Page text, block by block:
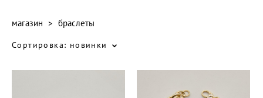
магазин > браслеты
Сортировка: новинки